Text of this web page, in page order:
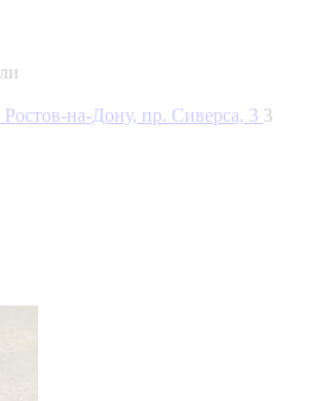
Ростов-на-Дону, пр. Сиверса, 3 3